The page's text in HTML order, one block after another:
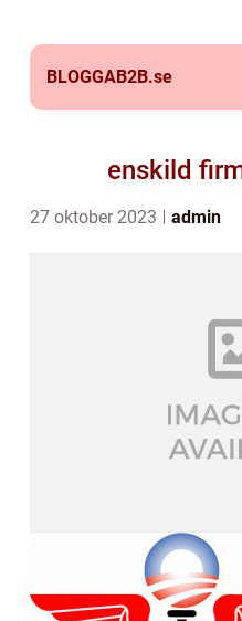
BLOGGAB2B.se
enskild
27 oktober 2023 admin